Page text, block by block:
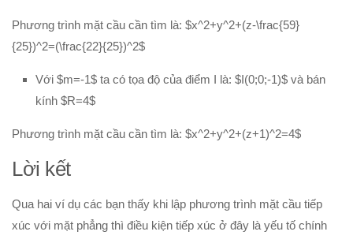
Phương trình mặt cầu cần tìm là: $x^2+y^2+(z-\frac{59}
{25})^2=(\frac{22}{25})^2$
Với $m=-1$ ta có tọa độ của điểm I là: $I(0;0;-1)$ và bán
kính $R=4$
Phương trình mặt cầu cần tìm là: $x^2+y^2+(z+1)^2=4$
Lời kết
Qua hai ví dụ các bạn thấy khi lập phương trình mặt cầu tiếp
xúc với mặt phẳng thì điều kiện tiếp xúc ở đây là yếu tố chính